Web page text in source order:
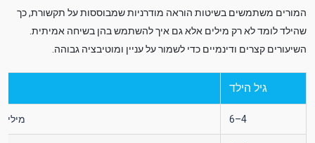
המורים משתמשים בשיטות הוראה מודרניות שמבוססות על תקשורת, כך
שהילד לומד לא רק מילים אלא גם איך להשתמש בהן בשיחה אמיתית.
השיעורים קצרים ודינמיים כדי לשמור על עניין ומוטיבציה גבוהה.
גיל הילד
4–6